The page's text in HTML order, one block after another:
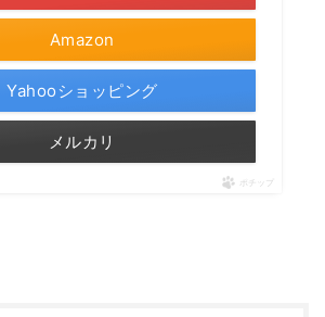
Amazon
Yahooショッピング
メルカリ
ポチップ